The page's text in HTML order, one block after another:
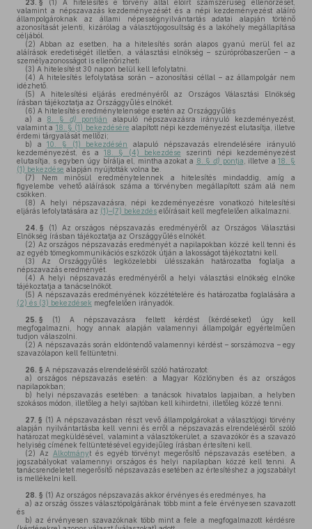
23. § (1) A hitelesítés e törvény által előírt számszerűség ellenőrzését,
valamint a népszavazás kezdeményezését és a népi kezdeményezést aláíró
állampolgároknak az állami népességnyilvántartás adatai alapján történő
azonosítását jelenti, kizárólag a választójogosultság és a lakóhely megállapítása
céljából.
(2) Abban az esetben, ha a hitelesítés során alapos gyanú merül fel az
aláírások eredetiségét illetően, a választási elnökség – szúrópróbaszerűen – a
személyazonosságot is ellenőrizheti.
(3) A hitelesítést 30 napon belül kell lefolytatni.
(4) A hitelesítés lefolytatása során – azonosítási céllal – az állampolgár nem
idézhető.
(5) A hitelesítési eljárás eredményéről az Országos Választási Elnökség
írásban tájékoztatja az Országgyűlés elnökét.
(6) A hitelesítés eredménytelensége esetén az Országgyűlés
a) a 8. § d) pontján
alapuló népszavazásra irányuló kezdeményezést,
valamint a 18. § (1) bekezdésére alapított népi kezdeményezést elutasítja, illetve
érdemi tárgyalását mellőzi;
b) a10. § (1) bekezdésén
alapuló népszavazás elrendelésére irányuló
kezdeményezést, és a18. § (4) bekezdése szerinti népi kezdeményezést
elutasítja, s egyben úgy bírálja el, mintha azokat a 8. § d) pontja , illetve a18. §
(1) bekezdése alapján nyújtották volna be.
(7) Nem minősül eredménytelennek a hitelesítés mindaddig, amíg a
figyelembe vehető aláírások száma a törvényben megállapított szám alá nem
csökken.
(8) A helyi népszavazásra, népi kezdeményezésre vonatkozó hitelesítési
eljárás lefolytatására az (1)–(7) bekezdés előírásait kell megfelelően alkalmazni.
24. § (1) Az országos népszavazás eredményéről az Országos Választási
Elnökség írásban tájékoztatja az Országgyűlés elnökét.
(2) Az országos népszavazás eredményét a napilapokban közzé kell tenni és
az egyéb tömegkommunikációs eszközök útján a lakosságot tájékoztatni kell.
(3) Az Országgyűlés legközelebbi ülésszakán határozatba foglalja a
népszavazás eredményét.
(4) A helyi népszavazás eredményéről a helyi választási elnökség elnöke
tájékoztatja a tanácselnököt.
(5) A népszavazás eredményének közzétételére és határozatba foglalására a
(2) és (3) bekezdések megfelelően irányadók.
25. § (1) A népszavazásra feltett kérdést (kérdéseket) úgy kell
megfogalmazni, hogy annak alapján valamennyi állampolgár egyértelműen
tudjon válaszolni.
(2) A népszavazás során eldöntendő valamennyi kérdést – sorszámozva – egy
szavazólapon kell feltüntetni.
26. § A népszavazás elrendeléséről szóló határozatot:
a) országos népszavazás esetén: a Magyar Közlönyben és az országos
napilapokban;
b) helyi népszavazás esetében: a tanácsok hivatalos lapjaiban, a helyben
szokásos módon, illetőleg a helyi sajtóban kell kihirdetni, illetőleg közzé tenni.
27. § (1) A népszavazásban részt vevő állampolgárokat a választójogi törvény
alapján nyilvántartásba kell venni és erről a népszavazás elrendeléséről szóló
határozat megküldésével, valamint a választókerület, a szavazókör és a szavazó
helyiség címének feltüntetésével egyidejűleg írásban értesíteni kell.
(2) Az Alkotmányt és egyéb törvényt megerősítő népszavazás esetében, a
jogszabályokat valamennyi országos és helyi napilapban közzé kell tenni. A
tanácsrendeletet megerősítő népszavazás esetében az értesítéshez a jogszabályt
is mellékelni kell.
28. § (1) Az országos népszavazás akkor érvényes és eredményes, ha
a) az ország összes választópolgárának több mint a fele érvényesen szavazott
és
b) az érvényesen szavazóknak több mint a fele a megfogalmazott kérdésre